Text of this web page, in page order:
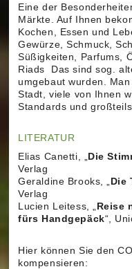
Eine der
Märkte. Auf Ihnen
Kochen, Essen und
Gewürze, Schmuck,
Süßigkeiten, Parfums,
Riads Das sind sog.
umgebaut wurden.
Stadt, viele von Ihnen
Standards und
LITERATUR
Elias Canetti, „Die
Verlag
Geraldine Brooks, „Die
Verlag
Lucien Leitess, „Reise
fürs Handgepäck“,
Hier können Sie den
kompensieren: